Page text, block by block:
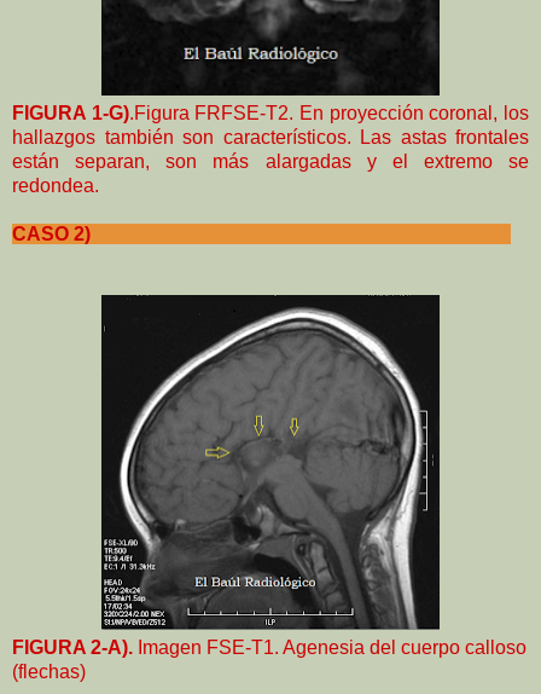
FIGURA 1-G).Figura FRFSE-T2. En proyección coronal, los
hallazgos también son característicos. Las astas frontales
están separan, son más alargadas y el extremo se
redondea.
CASO 2)
FIGURA 2-A). Imagen FSE-T1. Agenesia del cuerpo calloso
(flechas)